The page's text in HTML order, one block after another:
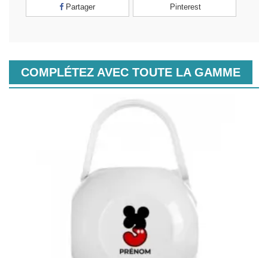
Partager Pinterest
COMPLÉTEZ AVEC TOUTE LA GAMME